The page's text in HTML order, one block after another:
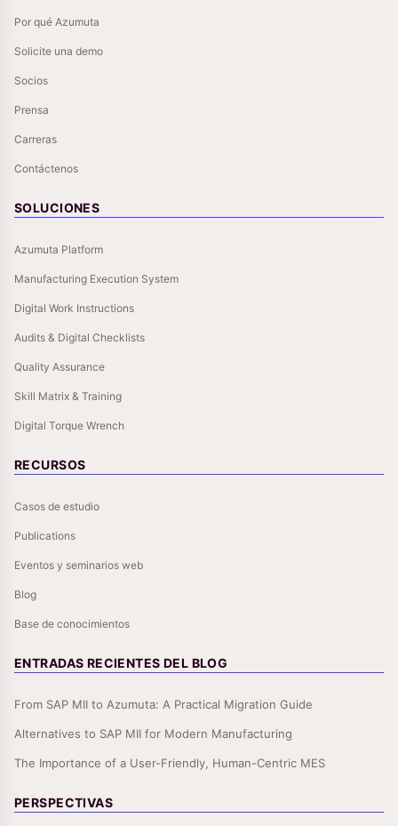
Por qué Azumuta
Solicite una demo
Socios
Prensa
Carreras
Contáctenos
SOLUCIONES
Azumuta Platform
Manufacturing Execution System
Digital Work Instructions
Audits & Digital Checklists
Quality Assurance
Skill Matrix & Training
Digital Torque Wrench
RECURSOS
Casos de estudio
Publications
Eventos y seminarios web
Blog
Base de conocimientos
ENTRADAS RECIENTES DEL BLOG
From SAP MII to Azumuta: A Practical Migration Guide
Alternatives to SAP MII for Modern Manufacturing
The Importance of a User-Friendly, Human-Centric MES
PERSPECTIVAS